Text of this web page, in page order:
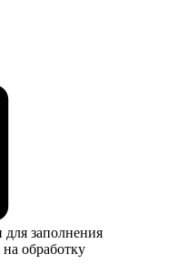
для заполнения
обработку